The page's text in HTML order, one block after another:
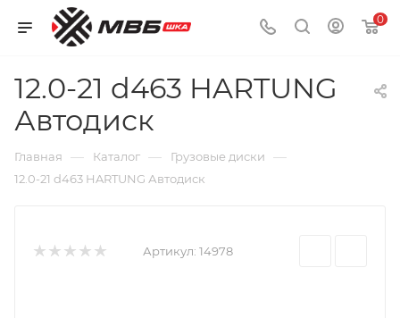
0
12.0-21 d463 HARTUNG
Автодиск
Главная — Каталог — Грузовые диски —
12.0-21 d463 HARTUNG Автодиск
Артикул: 14978